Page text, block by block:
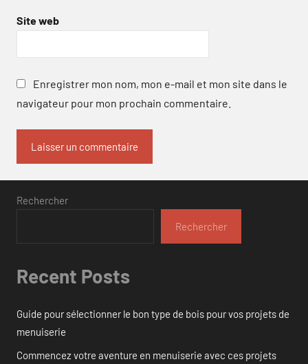
Site web
Enregistrer mon nom, mon e-mail et mon site dans le
navigateur pour mon prochain commentaire.
Rechercher
Rechercher
Recent Posts
Guide pour sélectionner le bon type de bois pour vos projets de
menuiserie
Commencez votre aventure en menuiserie avec ces projets